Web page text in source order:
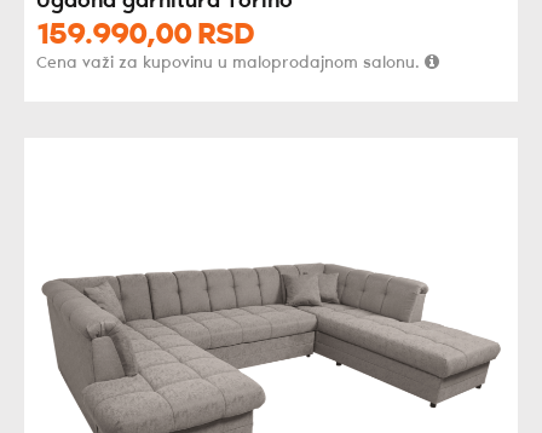
159.990,00 RSD
Cena važi za kupovinu u maloprodajnom salonu.